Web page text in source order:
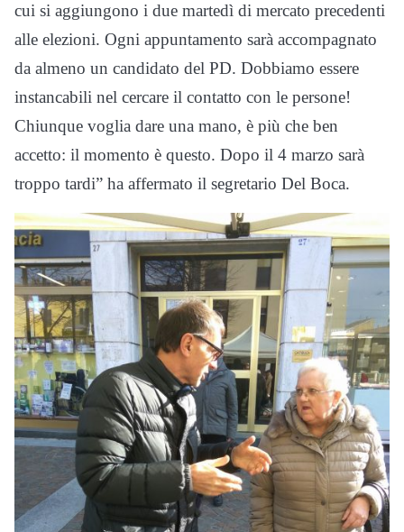
cui si aggiungono i due martedì di mercato precedenti
alle elezioni. Ogni appuntamento sarà accompagnato
da almeno un candidato del PD. Dobbiamo essere
instancabili nel cercare il contatto con le persone!
Chiunque voglia dare una mano, è più che ben
accetto: il momento è questo. Dopo il 4 marzo sarà
troppo tardi” ha affermato il segretario Del Boca.